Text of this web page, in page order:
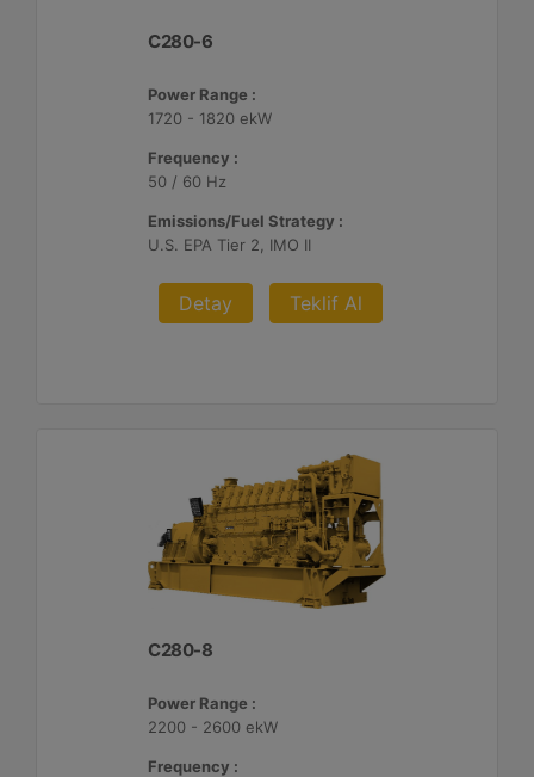
C280-6
Power Range :
1720 - 1820 ekW
Frequency :
50 / 60 Hz
Emissions/Fuel Strategy :
U.S. EPA Tier 2, IMO II
Detay Teklif Al
C280-8
Power Range :
2200 - 2600 ekW
Frequency :